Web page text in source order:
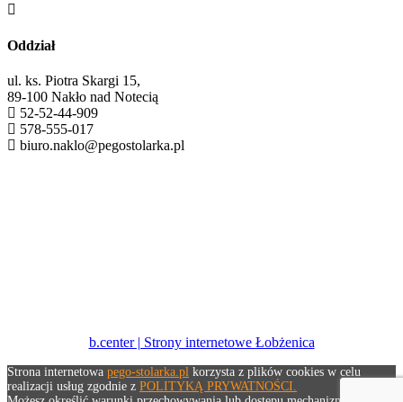

Oddział
ul. ks. Piotra Skargi 15,
89-100 Nakło nad Notecią
52-52-44-909
578-555-017
biuro.naklo@pegostolarka.pl
b.center | Strony internetowe Łobżenica
Strona internetowa pego-stolarka.pl korzysta z plików cookies w celu
realizacji usług zgodnie z POLITYKĄ PRYWATNOŚCI.